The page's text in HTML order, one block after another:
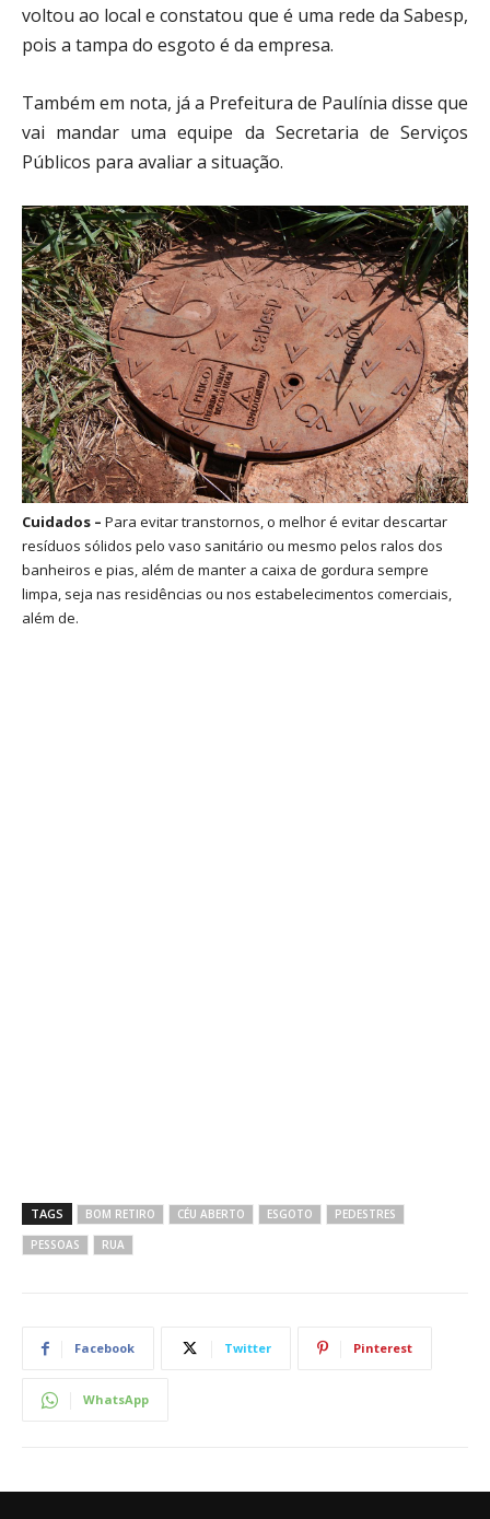
voltou ao local e constatou que é uma rede da Sabesp,
pois a tampa do esgoto é da empresa.
Também em nota, já a Prefeitura de Paulínia disse que
vai mandar uma equipe da Secretaria de Serviços
Públicos para avaliar a situação.
Cuidados – Para evitar transtornos, o melhor é evitar descartar
resíduos sólidos pelo vaso sanitário ou mesmo pelos ralos dos
banheiros e pias, além de manter a caixa de gordura sempre
limpa, seja nas residências ou nos estabelecimentos comerciais,
além de.
TAGS BOM RETIRO CÉU ABERTO ESGOTO
PEDESTRES
PESSOAS
RUA
Facebook Twitter Pinterest
WhatsApp